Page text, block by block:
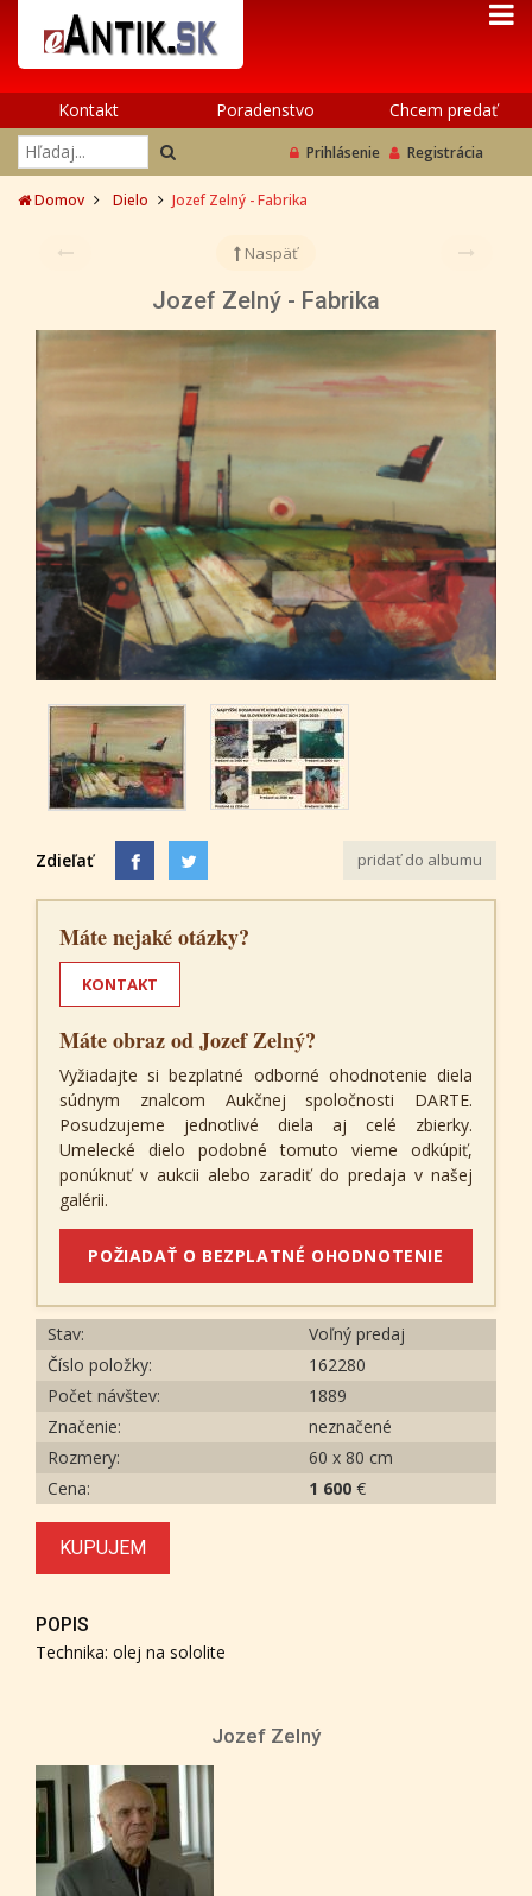
Kontakt Poradenstvo Chcem predať
Prihlásenie Registrácia
Domov Dielo Jozef Zelný - Fabrika
Naspäť
Jozef Zelný - Fabrika
Zdieľať pridať do albumu
Máte nejaké otázky?
KONTAKT
Máte obraz od Jozef Zelný?
Vyžiadajte si bezplatné odborné ohodnotenie diela
súdnym znalcom Aukčnej spoločnosti DARTE.
Posudzujeme jednotlivé diela aj celé zbierky.
Umelecké dielo podobné tomuto vieme odkúpiť,
ponúknuť v aukcii alebo zaradiť do predaja v našej
galérii.
POŽIADAŤ O BEZPLATNÉ OHODNOTENIE
Stav:
Voľný predaj
Číslo položky:
162280
Počet návštev:
1889
Značenie:
neznačené
Rozmery:
60 x 80 cm
Cena:
1 600 €
KUPUJEM
POPIS
Technika: olej na sololite
Jozef Zelný